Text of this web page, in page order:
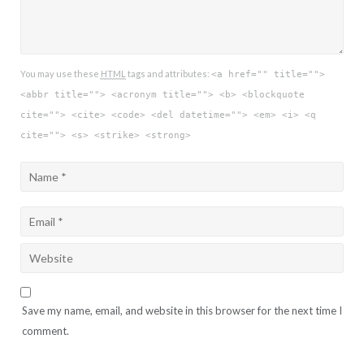
You may use these HTML tags and attributes: <a href="" title="">
<abbr title=""> <acronym title=""> <b> <blockquote
cite=""> <cite> <code> <del datetime=""> <em> <i> <q
cite=""> <s> <strike> <strong>
Save my name, email, and website in this browser for the next time I
comment.